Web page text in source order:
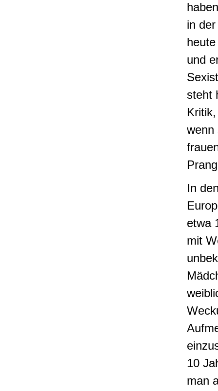
in
und
steht
wenn
In
etwa
mit
10
man